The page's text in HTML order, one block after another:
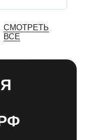
СМОТРЕТЬ
ВСЕ